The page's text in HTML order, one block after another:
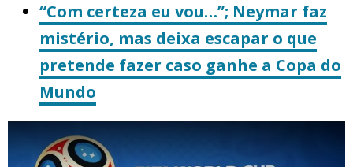
“Com certeza eu vou…”; Neymar faz
mistério, mas deixa escapar o que
pretende fazer caso ganhe a Copa do
Mundo